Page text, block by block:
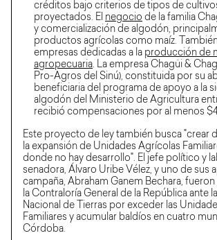
créditos bajo criterios de tipos de
proyectados. El negocio de la familia
y comercialización de algodón,
productos agrícolas como maíz. También tienen
empresas dedicadas a la producción de
agropecuaria. La empresa Chagüi & Chagüi Ltda, (hoy
Pro-Agros del Sinú), constituida por su
beneficiaria del programa de apoyo a la
algodón del Ministerio de Agricultura
recibió compensaciones por al menos
Este proyecto de ley también busca "crear
la expansión de Unidades Agrícolas
donde no hay desarrollo". El jefe político y
senadora, Álvaro Uribe Vélez, y uno de sus
campaña, Abraham Ganem Bechara, fueron
la Contraloría General de la República ante
Nacional de Tierras por exceder las
Familiares y acumular baldíos en cuatro
Córdoba.